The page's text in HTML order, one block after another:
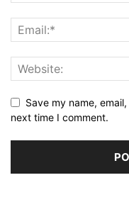
Save my name,
next time I comment.